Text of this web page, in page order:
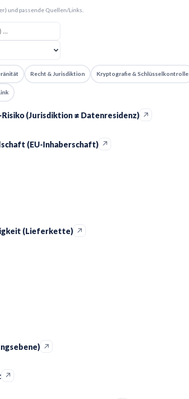
und passende Quellen/Links.
Recht & Jurisdiktion Kryptografie & Schlüsselkontrolle
Risiko (Jurisdiktion ≠ Datenresidenz) ↗
(EU-Inhaberschaft) ↗
(Lieferkette) ↗
↗
↗